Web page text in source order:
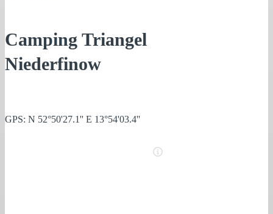
Camping Triangel
Niederfinow
GPS: N 52°50'27.1'' E 13°54'03.4''